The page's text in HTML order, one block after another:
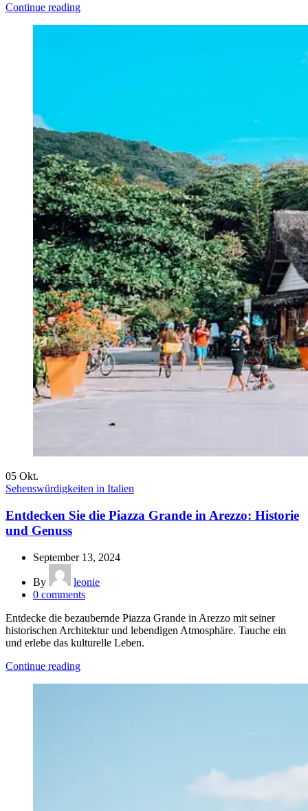
Continue reading
05 Okt.
Sehenswürdigkeiten in Italien
Entdecken Sie die Piazza Grande in Arezzo: Historie
und Genuss
September 13, 2024
By
leonie
0 comments
Entdecke die bezaubernde Piazza Grande in Arezzo mit seiner
historischen Architektur und lebendigen Atmosphäre. Tauche ein
und erlebe das kulturelle Leben.
Continue reading